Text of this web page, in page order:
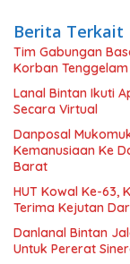
Berita Terkait
Tim Gabungan
Korban
Lanal Bintan Ikuti
Secara Virtual
Danposal
Kemanusiaan Ke
Barat
HUT Kowal Ke-63,
Terima Kejutan
Danlanal Bintan
Untuk Pererat